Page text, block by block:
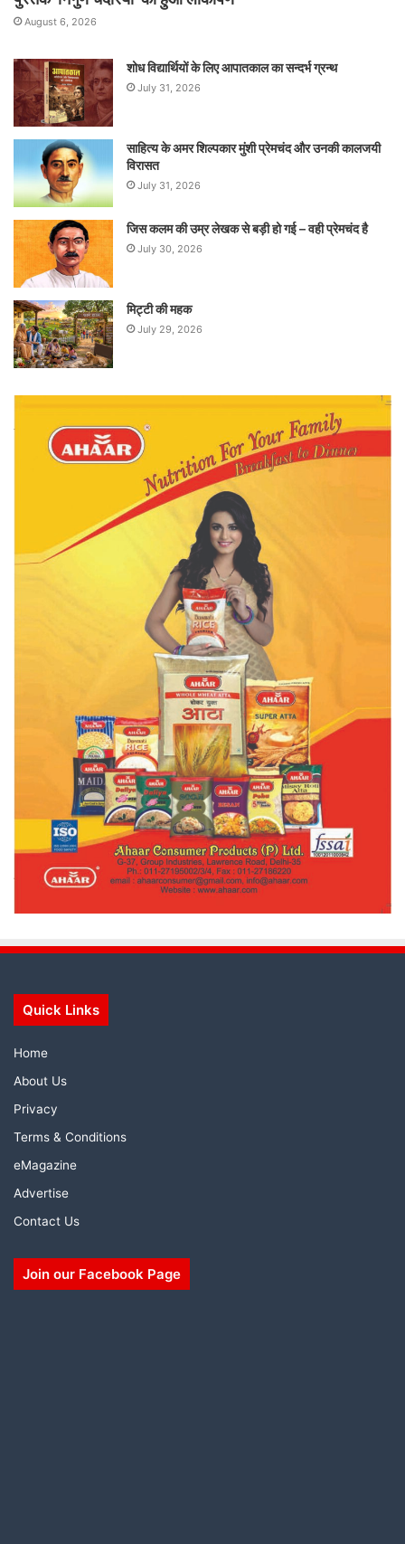
August 6, 2026
शोध विद्यार्थियों के लिए आपातकाल का सन्दर्भ ग्रन्थ
July 31, 2026
साहित्य के अमर शिल्पकार मुंशी प्रेमचंद और उनकी कालजयी
विरासत
July 31, 2026
जिस कलम की उम्र लेखक से बड़ी हो गई – वही प्रेमचंद है
July 30, 2026
मिट्टी की महक
July 29, 2026
Quick Links
Home
About Us
Privacy
Terms & Conditions
eMagazine
Advertise
Contact Us
Join our Facebook Page